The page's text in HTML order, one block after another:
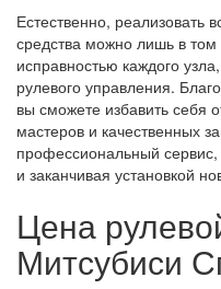
Естественно, реализовать
средства можно лишь в том
исправностью каждого
рулевого управления.
вы сможете избавить себя
мастеров и качественных
профессиональный
и заканчивая установкой
Цена
Митсубиси